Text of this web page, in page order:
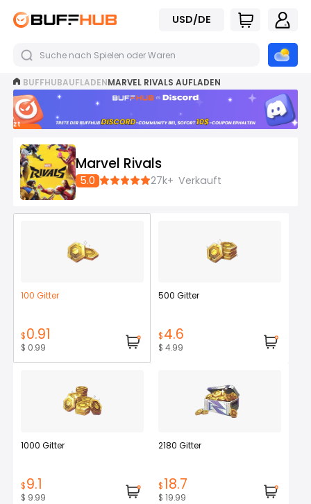
USD/DE
BUFFHUBAUFLADENMARVEL RIVALS AUFLADEN
Jetzt
Marvel Rivals
5.0 27k+ Verkauft
100 Gitter
$0.91
$ 0.99
500 Gitter
$4.6
$ 4.99
1000 Gitter
$9.1
$ 9.99
2180 Gitter
$18.7
$ 19.99